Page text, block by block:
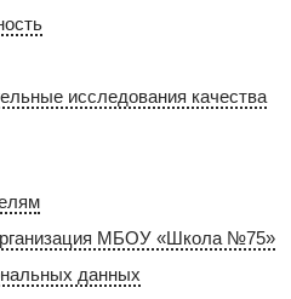
исследования качества
МБОУ «Школа №75»
данных